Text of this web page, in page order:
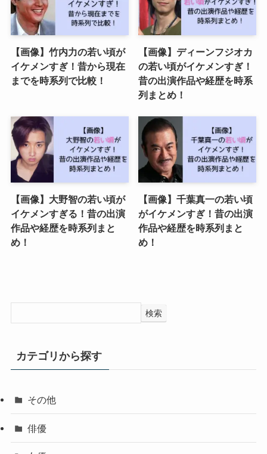
【画像】竹内力の若い頃が
イケメンすぎ！昔から現在
までを時系列で比較！
【画像】ディーンフジオカ
の若い頃がイケメンすぎ！
昔の出演作品や経歴を時系
列まとめ！
【画像】大野智の若い頃が
イケメンすぎる！昔の出演
作品や経歴を時系列まと
め！
【画像】千葉真一の若い頃
がイケメンすぎ！昔の出演
作品や経歴を時系列まと
め！
検索
カテゴリから探す
その他
俳優